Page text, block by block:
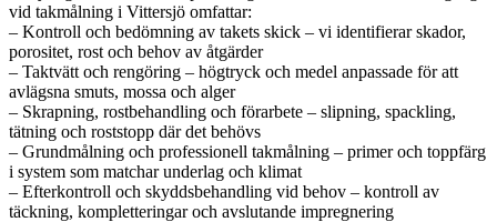
vid takmålning i Vittersjö omfattar:
– Kontroll och bedömning av takets skick – vi identifierar skador,
porositet, rost och behov av åtgärder
– Taktvätt och rengöring – högtryck och medel anpassade för att
avlägsna smuts, mossa och alger
– Skrapning, rostbehandling och förarbete – slipning, spackling,
tätning och roststopp där det behövs
– Grundmålning och professionell takmålning – primer och toppfärg
i system som matchar underlag och klimat
– Efterkontroll och skyddsbehandling vid behov – kontroll av
täckning, kompletteringar och avslutande impregnering